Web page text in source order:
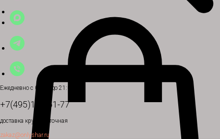
Ежедневно с 09:00 до 21:00
+7(495)181-61-77
доставка круглосуточная
zakaz@onlyshar.ru